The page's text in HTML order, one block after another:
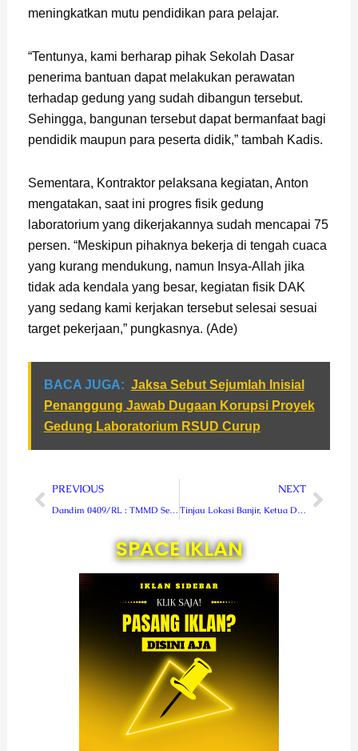
meningkatkan mutu pendidikan para pelajar.
“Tentunya, kami berharap pihak Sekolah Dasar
penerima bantuan dapat melakukan perawatan
terhadap gedung yang sudah dibangun tersebut.
Sehingga, bangunan tersebut dapat bermanfaat bagi
pendidik maupun para peserta didik,” tambah Kadis.
Sementara, Kontraktor pelaksana kegiatan, Anton
mengatakan, saat ini progres fisik gedung
laboratorium yang dikerjakannya sudah mencapai 75
persen. “Meskipun pihaknya bekerja di tengah cuaca
yang kurang mendukung, namun Insya-Allah jika
tidak ada kendala yang besar, kegiatan fisik DAK
yang sedang kami kerjakan tersebut selesai sesuai
target pekerjaan,” pungkasnya. (Ade)
BACA JUGA: Jaksa Sebut Sejumlah Inisial
Penanggung Jawab Dugaan Korupsi Proyek
Gedung Laboratorium RSUD Curup
Prev
PREVIOUS
Dandim 0409/RL : TMMD Sebagai Wujud Pengabdian TNI Kepada Masyarakat
NEXT
Tinjau Lokasi Banjir, Ketua DPRD Carles Apresiasi Kesigapan TRC BPBD Lebong
Next
SPACE IKLAN